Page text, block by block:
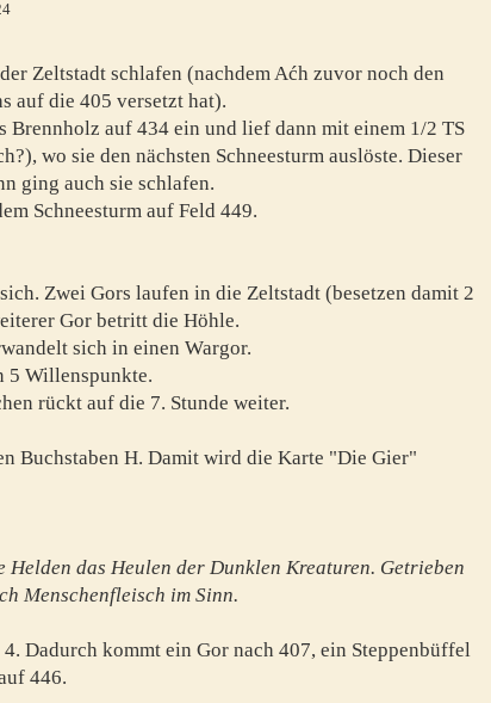
Zeltstadt schlafen (nachdem Aćh zuvor noch den
auf die 405 versetzt hat).
Brennholz auf 434 ein und lief dann mit einem 1/2 TS
wo sie den nächsten Schneesturm auslöste. Dieser
ging auch sie schlafen.
Schneesturm auf Feld 449.
Zwei Gors laufen in die Zeltstadt (besetzen damit 2
Gor betritt die Höhle.
sich in einen Wargor.
5 Willenspunkte.
rückt auf die 7. Stunde weiter.
Buchstaben H. Damit wird die Karte "Die Gier"
Helden das Heulen der Dunklen Kreaturen. Getrieben
Menschenfleisch im Sinn.
Dadurch kommt ein Gor nach 407, ein Steppenbüffel
446.